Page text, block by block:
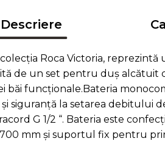
Descriere
Roca Victoria,
de un set pentru duș
băi funcționale.Bateria
siguranță la setarea debitului
G 1/2 “. Bateria este
mm și suportul fix pentru